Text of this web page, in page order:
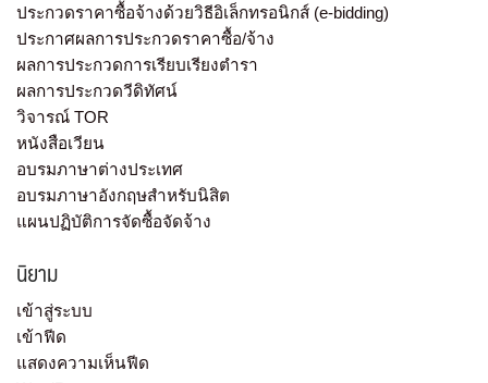
ประกวดราคาซื้อจ้างด้วยวิธีอิเล็กทรอนิกส์ (e-bidding)
ประกาศผลการประกวดราคาซื้อ/จ้าง
ผลการประกวดการเรียบเรียงตำรา
ผลการประกวดวีดิทัศน์
วิจารณ์ TOR
หนังสือเวียน
อบรมภาษาต่างประเทศ
อบรมภาษาอังกฤษสำหรับนิสิต
แผนปฏิบัติการจัดซื้อจัดจ้าง
นิยาม
เข้าสู่ระบบ
เข้าฟีด
แสดงความเห็นฟีด